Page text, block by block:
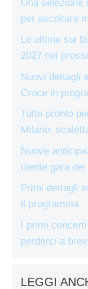
Una selezione
per ascoltare
Le ultime sui
2027 nei
Nuovi dettagli
Croce in
Tutto pronto
Milano:
Nuove
niente gara
Primi dettagli
il programma
I primi
perderci a
LEGGI